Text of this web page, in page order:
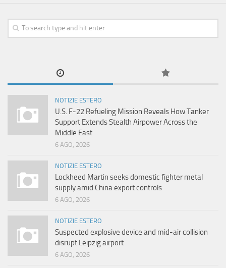
NOTIZIE ESTERO
U.S. F-22 Refueling Mission Reveals How Tanker
Support Extends Stealth Airpower Across the
Middle East
6 AGO, 2026
NOTIZIE ESTERO
Lockheed Martin seeks domestic fighter metal
supply amid China export controls
6 AGO, 2026
NOTIZIE ESTERO
Suspected explosive device and mid-air collision
disrupt Leipzig airport
6 AGO, 2026